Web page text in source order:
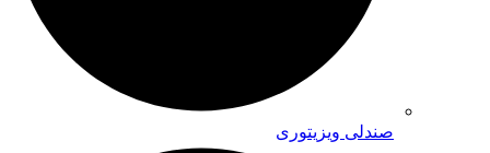
صندلی ویزیتوری